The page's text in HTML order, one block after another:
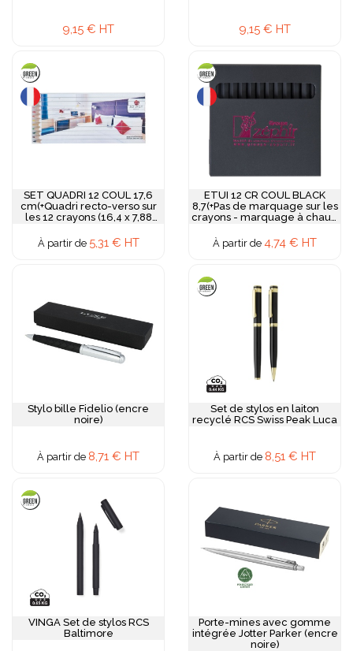
9,15 € HT 9,15 € HT
SET QUADRI 12 COUL 17,6
cm(+Quadri recto-verso sur
les 12 crayons (16,4 x 7,88
À partir de 5,31 € HT
ETUI 12 CR COUL BLACK
8,7(+Pas de marquage sur les
crayons - marquage à chaud
l'etui)
À partir de 4,74 € HT
Stylo bille Fidelio (encre
noire)
À partir de 8,71 € HT
Set de stylos en laiton
recyclé RCS Swiss Peak Luca
À partir de 8,51 € HT
VINGA Set de stylos RCS
Baltimore
Porte-mines avec gomme
intégrée Jotter Parker (encre
noire)